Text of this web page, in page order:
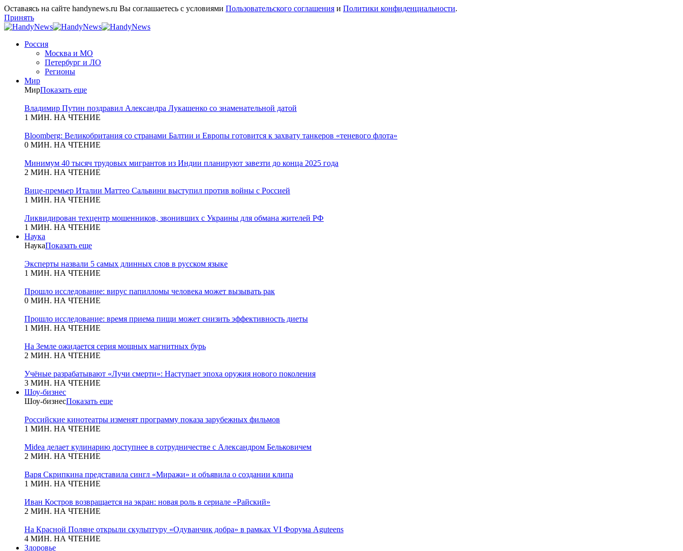
Оставаясь на сайте handynews.ru Вы соглашаетесь с условиями Пользовательского соглашения и Политики конфиденциальности.
Принять
Россия
Москва и МО
Петербург и ЛО
Регионы
Мир
МирПоказать еще
Владимир Путин поздравил Александра Лукашенко со знаменательной датой
1 МИН. НА ЧТЕНИЕ
Bloomberg: Великобритания со странами Балтии и Европы готовится к захвату танкеров «теневого флота»
0 МИН. НА ЧТЕНИЕ
Минимум 40 тысяч трудовых мигрантов из Индии планируют завезти до конца 2025 года
2 МИН. НА ЧТЕНИЕ
Вице-премьер Италии Маттео Сальвини выступил против войны с Россией
1 МИН. НА ЧТЕНИЕ
Ликвидирован техцентр мошенников, звонивших с Украины для обмана жителей РФ
1 МИН. НА ЧТЕНИЕ
Наука
НаукаПоказать еще
Эксперты назвали 5 самых длинных слов в русском языке
1 МИН. НА ЧТЕНИЕ
Прошло исследование: вирус папилломы человека может вызывать рак
0 МИН. НА ЧТЕНИЕ
Прошло исследование: время приема пищи может снизить эффективность диеты
1 МИН. НА ЧТЕНИЕ
На Земле ожидается серия мощных магнитных бурь
2 МИН. НА ЧТЕНИЕ
Учёные разрабатывают «Лучи смерти»: Наступает эпоха оружия нового поколения
3 МИН. НА ЧТЕНИЕ
Шоу-бизнес
Шоу-бизнесПоказать еще
Российские кинотеатры изменят программу показа зарубежных фильмов
1 МИН. НА ЧТЕНИЕ
Midea делает кулинарию доступнее в сотрудничестве с Александром Бельковичем
2 МИН. НА ЧТЕНИЕ
Варя Скрипкина представила сингл «Миражи» и объявила о создании клипа
1 МИН. НА ЧТЕНИЕ
Иван Костров возвращается на экран: новая роль в сериале «Райский»
2 МИН. НА ЧТЕНИЕ
На Красной Поляне открыли скульптуру «Одуванчик добра» в рамках VI Форума Aguteens
4 МИН. НА ЧТЕНИЕ
Здоровье